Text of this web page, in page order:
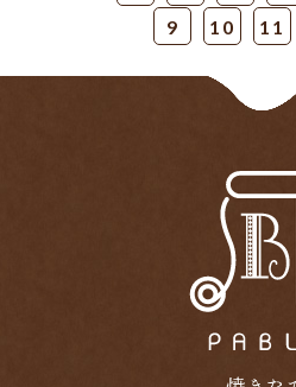
9
10 11